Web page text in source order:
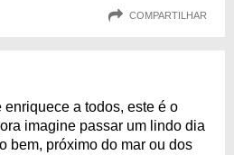
COMPARTILHAR
a todos, este é o
imagine passar um lindo dia
bem, próximo do mar ou dos